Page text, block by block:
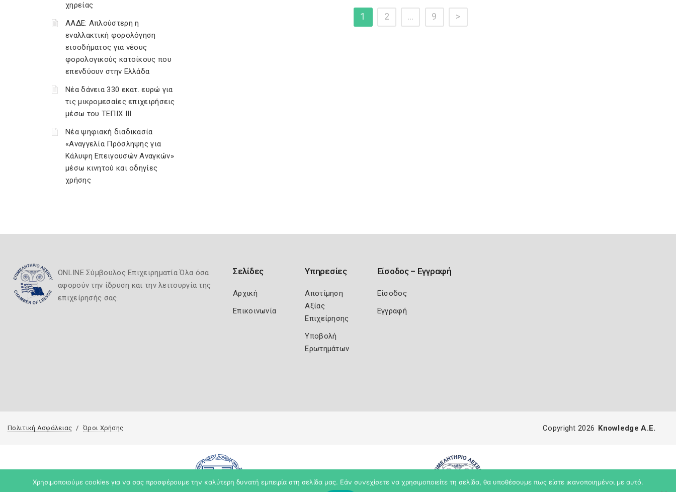
χηρείας
ΑΑΔΕ: Απλούστερη η
εναλλακτική φορολόγηση
εισοδήματος για νέους
φορολογικούς κατοίκους που
επενδύουν στην Ελλάδα
Νέα δάνεια 330 εκατ. ευρώ για
τις μικρομεσαίες επιχειρήσεις
μέσω του ΤΕΠΙΧ ΙΙΙ
Νέα ψηφιακή διαδικασία
«Αναγγελία Πρόσληψης για
Κάλυψη Επειγουσών Αναγκών»
μέσω κινητού και οδηγίες
χρήσης
1 2 … 9 >
ONLINE Σύμβουλος Επιχειρηματία Όλα όσα
αφορούν την ίδρυση και την λειτουργία της
επιχείρησής σας.
Σελίδες
Αρχική
Επικοινωνία
Υπηρεσίες
Αποτίμηση
Αξίας
Επιχείρησης
Υποβολή
Ερωτημάτων
Είσοδος – Εγγραφή
Είσοδος
Εγγραφή
Πολιτική Ασφάλειας Όροι Χρήσης Copyright 2026 Knowledge A.E.
Χρησιμοποιούμε cookies για να σας προσφέρουμε την καλύτερη δυνατή εμπειρία στη σελίδα μας. Εάν συνεχίσετε να χρησιμοποιείτε τη σελίδα, θα υποθέσουμε πως είστε ικανοποιημένοι με αυτό.